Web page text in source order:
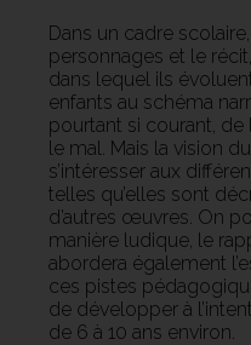
Dans un cadre
personnages et le
dans lequel ils
enfants au schéma
pourtant si courant, de
le mal. Mais la vision
s’intéresser aux
telles qu’elles sont
d’autres œuvres. On
manière ludique, le
abordera également
ces pistes
de développer à
de 6 à 10 ans environ.